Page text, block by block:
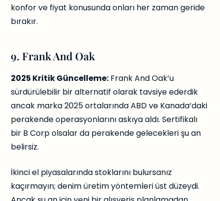
konfor ve fiyat konusunda onları her zaman geride
bırakır.
9. Frank And Oak
2025 Kritik Güncelleme: Frank And Oak’u
sürdürülebilir bir alternatif olarak tavsiye ederdik
ancak marka 2025 ortalarında ABD ve Kanada’daki
perakende operasyonlarını askıya aldı. Sertifikalı
bir B Corp olsalar da perakende gelecekleri şu an
belirsiz.
İkinci el piyasalarında stoklarını bulursanız
kaçırmayın; denim üretim yöntemleri üst düzeydi.